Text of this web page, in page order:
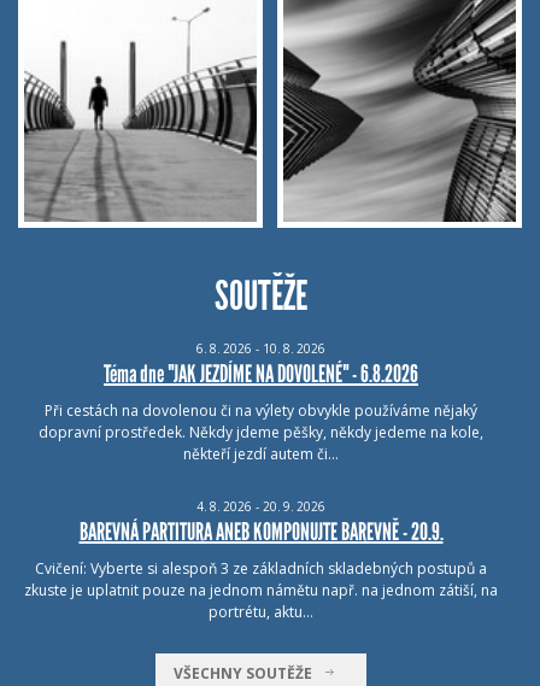
SOUTĚŽE
6. 8. 2026 - 10. 8. 2026
Téma dne "JAK JEZDÍME NA DOVOLENÉ" - 6.8.2026
Při cestách na dovolenou či na výlety obvykle používáme nějaký
dopravní prostředek. Někdy jdeme pěšky, někdy jedeme na kole,
někteří jezdí autem či…
4. 8. 2026 - 20. 9. 2026
BAREVNÁ PARTITURA ANEB KOMPONUJTE BAREVNĚ - 20.9.
Cvičení: Vyberte si alespoň 3 ze základních skladebných postupů a
zkuste je uplatnit pouze na jednom námětu např. na jednom zátiší, na
portrétu, aktu…
VŠECHNY SOUTĚŽE